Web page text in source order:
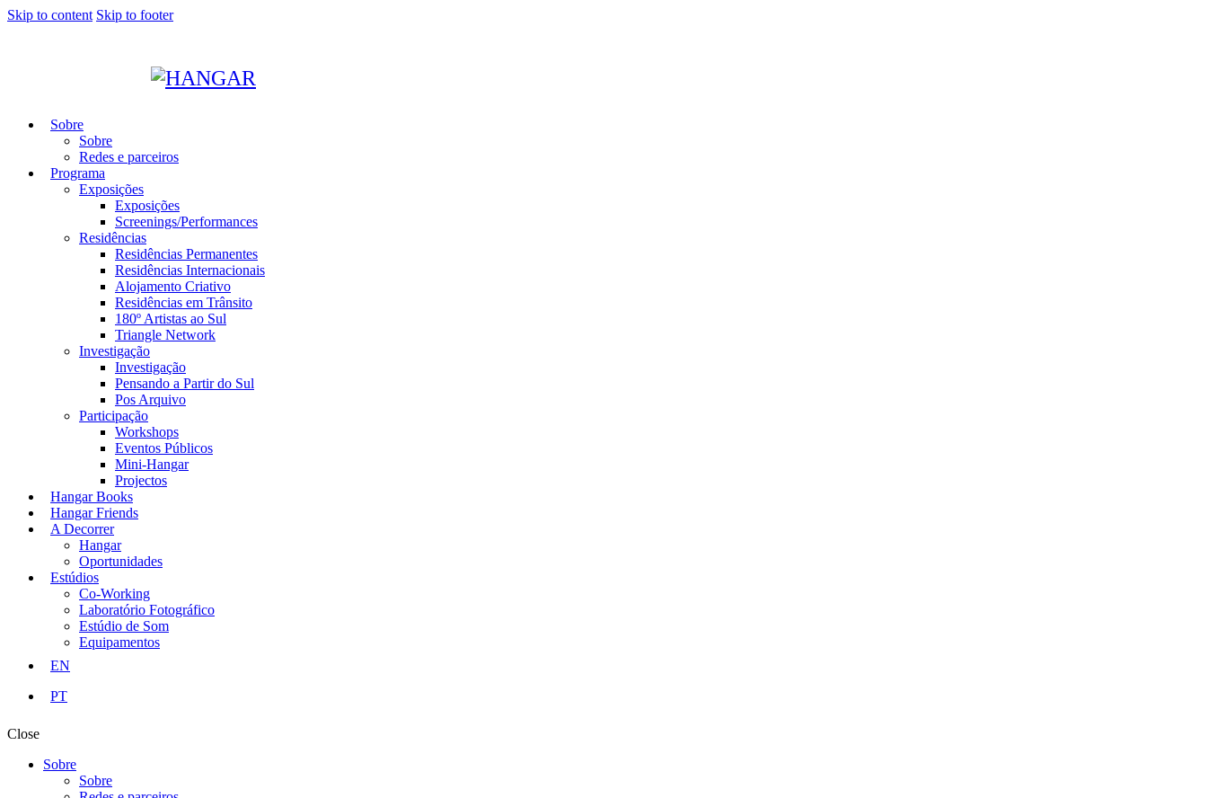
Skip to content Skip to footer
Sobre
Sobre
Redes e parceiros
Programa
Exposições
Exposições
Screenings/Performances
Residências
Residências Permanentes
Residências Internacionais
Alojamento Criativo
Residências em Trânsito
180º Artistas ao Sul
Triangle Network
Investigação
Investigação
Pensando a Partir do Sul
Pos Arquivo
Participação
Workshops
Eventos Públicos
Mini-Hangar
Projectos
Hangar Books
Hangar Friends
A Decorrer
Hangar
Oportunidades
Estúdios
Co-Working
Laboratório Fotográfico
Estúdio de Som
Equipamentos
EN
PT
Close
Sobre
Sobre